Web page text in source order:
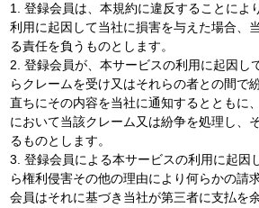
1. 登録会員は、本規約に違反することによ
利用に起因して当社に損害を与えた場合、
る責任を負うものとします。
2. 登録会員が、本サービスの利用に起因し
らクレームを受け又はそれらの者との間で
直ちにその内容を当社に通知するとともに
において当該クレーム又は紛争を処理し、
るものとします。
3. 登録会員による本サービスの利用に起因
ら権利侵害その他の理由により何らかの請
会員はそれに基づき当社が第三者に支払を